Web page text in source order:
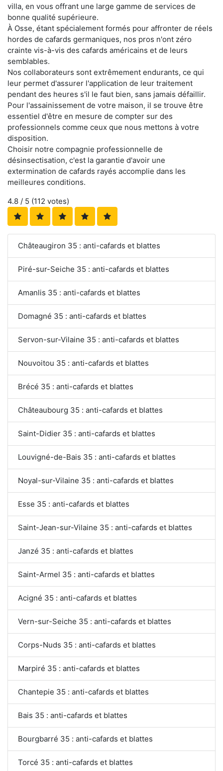
villa, en vous offrant une large gamme de services de
bonne qualité supérieure.
À Osse, étant spécialement formés pour affronter de réels
hordes de cafards germaniques, nos pros n'ont zéro
crainte vis-à-vis des cafards américains et de leurs
semblables.
Nos collaborateurs sont extrêmement endurants, ce qui
leur permet d'assurer l'application de leur traitement
pendant des heures s'il le faut bien, sans jamais défaillir.
Pour l'assainissement de votre maison, il se trouve être
essentiel d'être en mesure de compter sur des
professionnels comme ceux que nous mettons à votre
disposition.
Choisir notre compagnie professionnelle de
désinsectisation, c'est la garantie d'avoir une
extermination de cafards rayés accomplie dans les
meilleures conditions.
4.8 / 5 (112 votes)
Châteaugiron 35 : anti-cafards et blattes
Piré-sur-Seiche 35 : anti-cafards et blattes
Amanlis 35 : anti-cafards et blattes
Domagné 35 : anti-cafards et blattes
Servon-sur-Vilaine 35 : anti-cafards et blattes
Nouvoitou 35 : anti-cafards et blattes
Brécé 35 : anti-cafards et blattes
Châteaubourg 35 : anti-cafards et blattes
Saint-Didier 35 : anti-cafards et blattes
Louvigné-de-Bais 35 : anti-cafards et blattes
Noyal-sur-Vilaine 35 : anti-cafards et blattes
Esse 35 : anti-cafards et blattes
Saint-Jean-sur-Vilaine 35 : anti-cafards et blattes
Janzé 35 : anti-cafards et blattes
Saint-Armel 35 : anti-cafards et blattes
Acigné 35 : anti-cafards et blattes
Vern-sur-Seiche 35 : anti-cafards et blattes
Corps-Nuds 35 : anti-cafards et blattes
Marpiré 35 : anti-cafards et blattes
Chantepie 35 : anti-cafards et blattes
Bais 35 : anti-cafards et blattes
Bourgbarré 35 : anti-cafards et blattes
Torcé 35 : anti-cafards et blattes